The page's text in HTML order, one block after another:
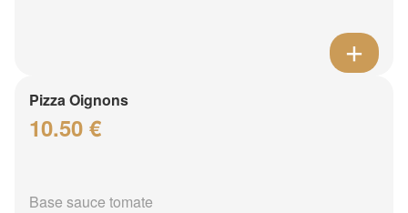
Pizza Oignons
10.50 €
Base sauce tomate